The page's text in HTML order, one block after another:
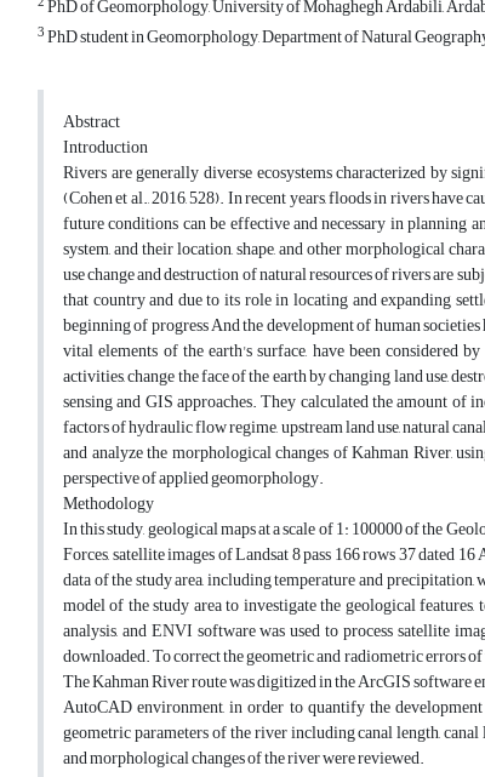
PhD of Geomorphology, University of Mohaghegh Ardabili,
3PhD student in Geomorphology, Department of Natural
Abstract
Introduction
Rivers are generally diverse ecosystems characterized by
(Cohen et al., 2016, 528). In recent years, floods in rivers
future conditions can be effective and necessary in planning
system, and their location, shape, and other morphological
use change and destruction of natural resources of rivers are
that country and due to its role in locating and expanding
beginning of progress And the development of human
vital elements of the earth's surface, have been considered
activities, change the face of the earth by changing land use,
sensing and GIS approaches. They calculated the amount of
factors of hydraulic flow regime, upstream land use, natural
and analyze the morphological changes of Kahman River,
perspective of applied geomorphology.
Methodology
In this study, geological maps at a scale of 1: 100000 of the
Forces, satellite images of Landsat 8 pass 166 rows 37 dated
data of the study area, including temperature and
model of the study area to investigate the geological
analysis, and ENVI software was used to process satellite
downloaded. To correct the geometric and radiometric errors
The Kahman River route was digitized in the ArcGIS
AutoCAD environment, in order to quantify the
geometric parameters of the river including canal length,
and morphological changes of the river were reviewed.